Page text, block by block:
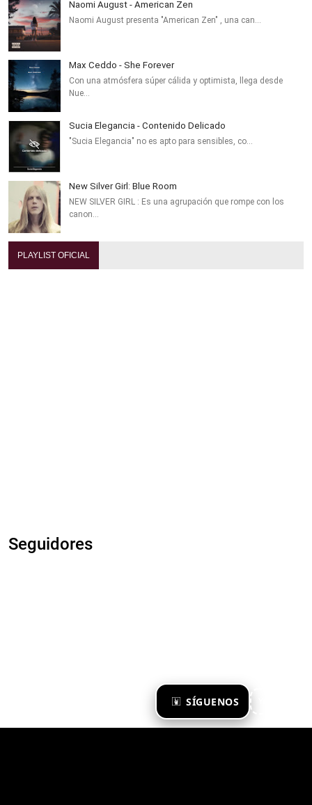
SÍGUENOS
Naomi August - American Zen
Naomi August presenta "American Zen" , una can…
Max Ceddo - She Forever
Con una atmósfera súper cálida y optimista, llega desde
Nue…
Sucia Elegancia - Contenido Delicado
"Sucia Elegancia" no es apto para sensibles, co…
New Silver Girl: Blue Room
NEW SILVER GIRL : Es una agrupación que rompe con los
canon…
PLAYLIST OFICIAL
Seguidores